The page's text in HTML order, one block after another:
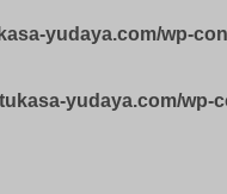
yudaya.com/wp-
yudaya.com/